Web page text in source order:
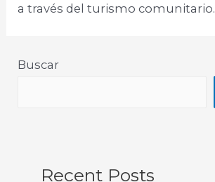
a través del turismo comunitario.
Buscar
Recent Posts